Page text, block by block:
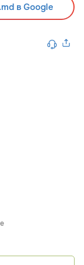
в Google